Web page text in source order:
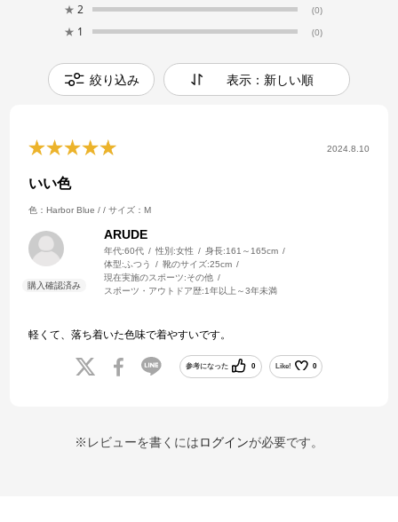
★ 2 (0)
★ 1 (0)
絞り込み 表示：新しい順
2024.8.10
いい色
色：Harbor Blue / / サイズ：M
ARUDE
年代:60代 性別:女性 身長:161～165cm
体型: ふつう 靴のサイズ:25cm
現在実施のスポーツ:その他
スポーツ・アウトドア歴:1年以上～3年未満
軽くて、落ち着いた色味で着やすいです。
参考になった 0 Like! 0
※レビューを書くにはログインが必要です。